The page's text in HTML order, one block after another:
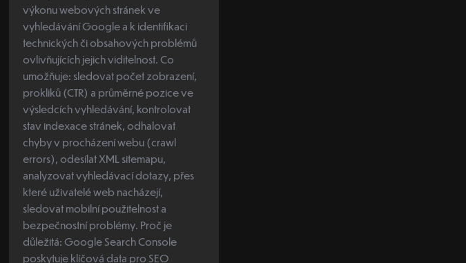
výkonu webových stránek ve
vyhledávání Google a k identifikaci
technických či obsahových problémů
ovlivňujících jejich viditelnost. Co
umožňuje: sledovat počet zobrazení,
prokliků (CTR) a průměrné pozice ve
výsledcích vyhledávání, kontrolovat
stav indexace stránek, odhalovat
chyby v procházení webu (crawl
errors), odesílat XML sitemapu,
analyzovat vyhledávací dotazy, přes
které uživatelé web nacházejí,
sledovat mobilní použitelnost a
bezpečnostní problémy. Proč je
důležitá: Google Search Console
poskytuje klíčová data pro SEO